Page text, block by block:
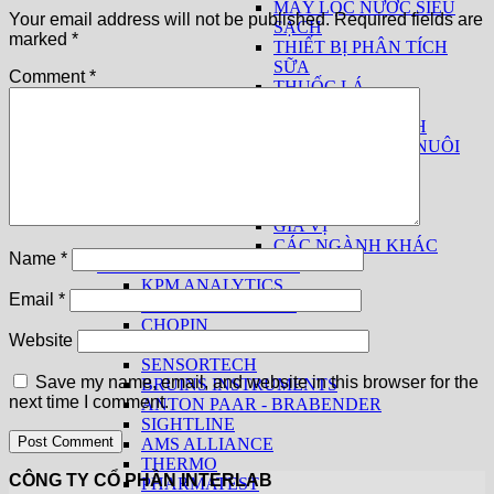
MÁY LỌC NƯỚC SIÊU
SẠCH
THIẾT BỊ PHÂN TÍCH
SỮA
THUỐC LÁ
THIẾT BỊ THEO NGÀNH
THỨC ĂN CHĂN NUÔI
GIA VỊ
CÁC NGÀNH KHÁC
KPM ANALYTICS
CHOPIN
SENSORTECH
BRUINS INSTRUMENTS
ANTON PAAR - BRABENDER
SIGHTLINE
AMS ALLIANCE
THERMO
PHARMATEST
Your email address will not be published. Required fields are
marked *
Comment*
Name *
Email *
Website
Save my name, email, and website in this browser for the
next time I comment.
CÔNG TY CỔ PHẦN INTERLAB